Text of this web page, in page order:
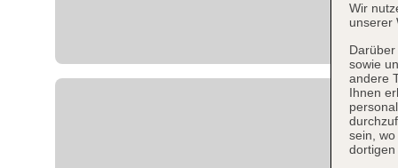
Wir
unserer
sowie
andere
Ihnen
sein,
dortigen